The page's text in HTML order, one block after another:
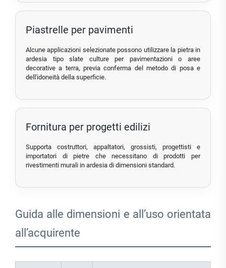
Piastrelle per pavimenti
Alcune applicazioni selezionate possono utilizzare la pietra in
ardesia tipo slate culture per pavimentazioni o aree
decorative a terra, previa conferma del metodo di posa e
dell'idoneità della superficie.
Fornitura per progetti edilizi
Supporta costruttori, appaltatori, grossisti, progettisti e
importatori di pietre che necessitano di prodotti per
rivestimenti murali in ardesia di dimensioni standard.
Guida alle dimensioni e all’uso orientata
all’acquirente